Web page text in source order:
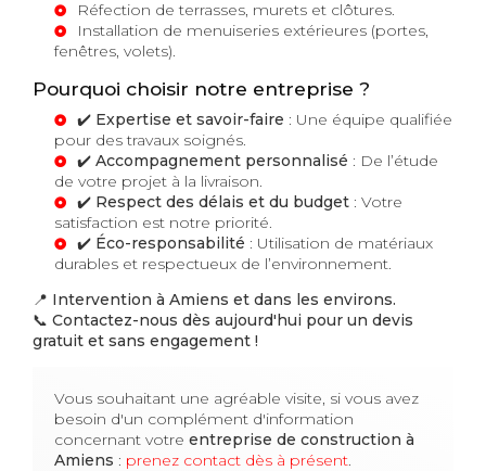
Réfection de terrasses, murets et clôtures.
Installation de menuiseries extérieures (portes,
fenêtres, volets).
Pourquoi choisir notre entreprise ?
✔️ Expertise et savoir-faire : Une équipe qualifiée
pour des travaux soignés.
✔️ Accompagnement personnalisé : De l’étude
de votre projet à la livraison.
✔️ Respect des délais et du budget : Votre
satisfaction est notre priorité.
✔️ Éco-responsabilité : Utilisation de matériaux
durables et respectueux de l’environnement.
📍 Intervention à Amiens et dans les environs.
📞 Contactez-nous dès aujourd'hui pour un devis
gratuit et sans engagement !
Vous souhaitant une agréable visite, si vous avez
besoin d'un complément d'information
concernant votre entreprise de construction à
Amiens : prenez contact dès à présent.